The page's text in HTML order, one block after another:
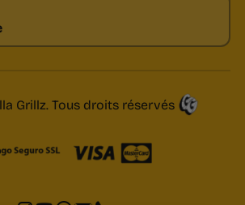
Grillz. Tous droits réservés